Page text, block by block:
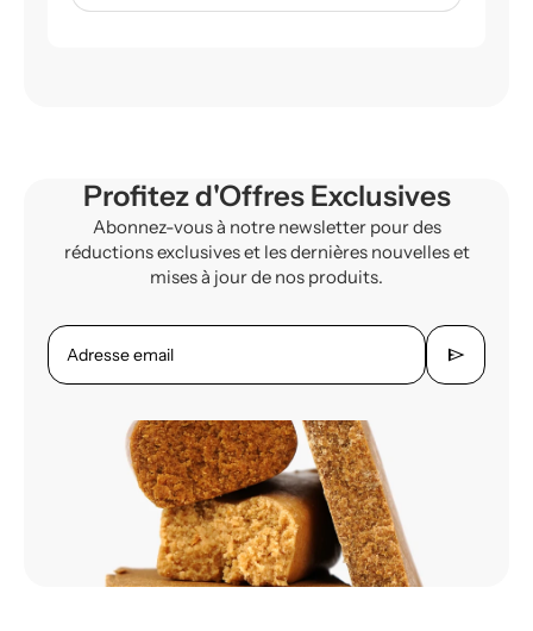
Profitez d'Offres Exclusives
Abonnez-vous à notre newsletter pour des
réductions exclusives et les dernières nouvelles et
mises à jour de nos produits.
Adresse email send